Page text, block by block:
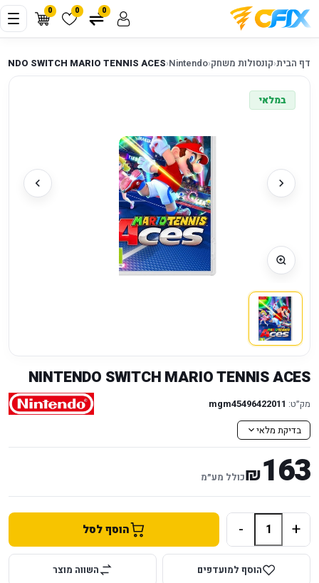
0 0 0
דף הבית‹קונסולות משחק‹
Nintendo
‹
SWITCH MARIO TENNIS ACES
במלאי
NINTENDO SWITCH MARIO TENNIS ACES
מק״ט: mgm45496422011
בדיקת מלאי
163
₪כולל מע״מ
+
- הוסף לסל
הוסף למועדפים השווה מוצר